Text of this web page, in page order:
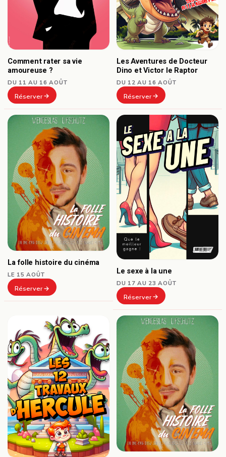
Comment rater sa vie
amoureuse ?
DU 11 AU 16 AOÛT
Réserver
Les Aventures de Docteur
Dino et Victor le Raptor
DU 12 AU 16 AOÛT
Réserver
La folle histoire du cinéma
LE 15 AOÛT
Réserver
Le sexe à la une
DU 17 AU 23 AOÛT
Réserver